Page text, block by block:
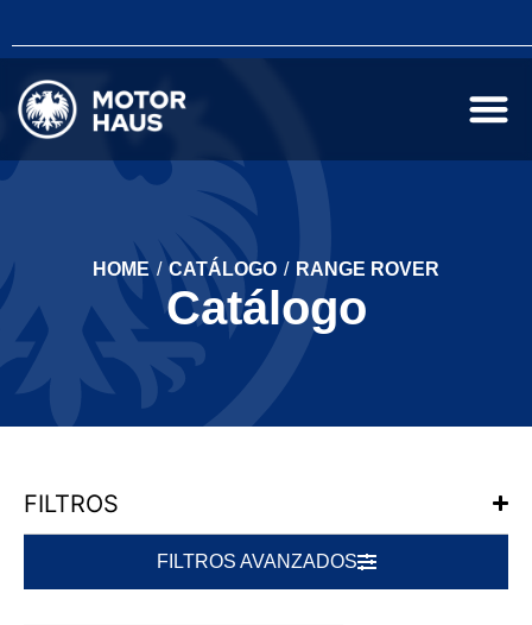
HOME / CATÁLOGO / RANGE ROVER
Catálogo
FILTROS
FILTROS AVANZADOS